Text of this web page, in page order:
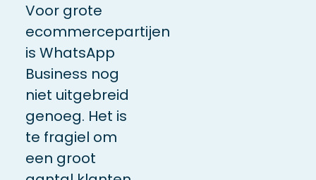
Voor grote
ecommercepartijen
is WhatsApp
Business nog
niet uitgebreid
genoeg. Het is
te fragiel om
een groot